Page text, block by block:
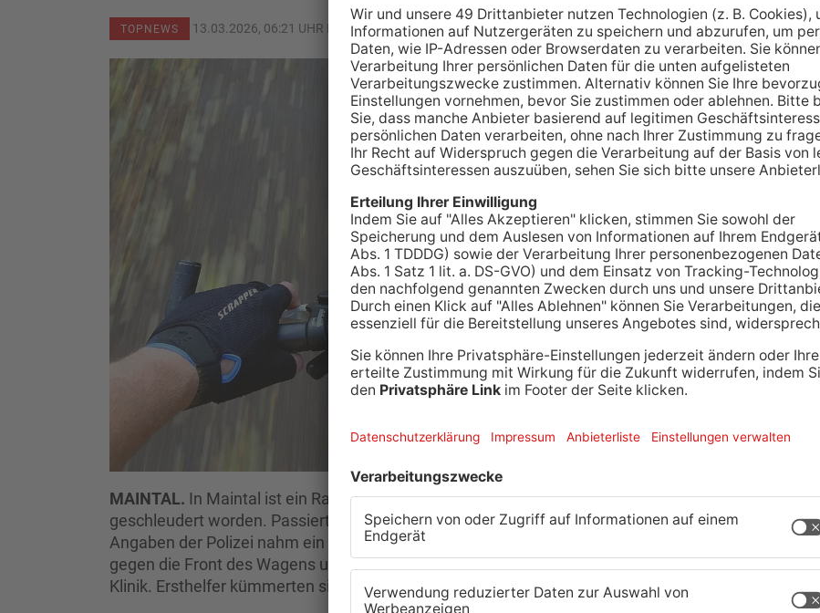
TOPNEWS 13.03.2026, 06:21 UHR IN MAIN-KINZIG-KREIS
MAINTAL. In Maintal ist ein Radfahrer von einem Auto erfasst und auf die Fahrbahn
geschleudert worden. Passiert ist das am frühen Abend im Westen von Dörnigheim. Nach
Angaben der Polizei nahm ein Rentner dem 39-Jährigen die Vorfahrt. Der Radfahrer prallte
gegen die Front des Wagens und stürzte auf die Straße. Er kam schwer verletzt in eine
Klinik. Ersthelfer kümmerten sich bis zum Eintreffen des Rettungsdienstes um den Mann.